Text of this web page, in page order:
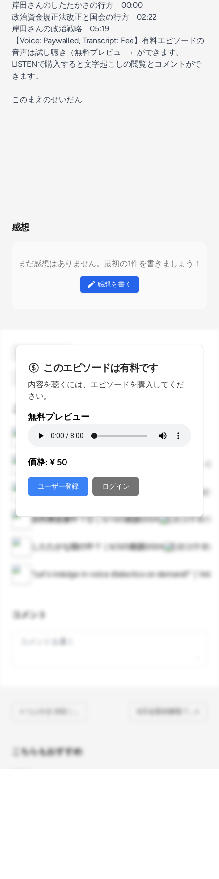
岸田さんのしたたかさの行方
00:00
政治資金規正法改正と国会の行方
02:22
岸田さんの政治戦略
05:19
【Voice: Paywalled, Transcript: Fee】有料エピソードの
音声は試し聴き（無料プレビュー）ができます。
LISTENで購入すると文字起こしの閲覧とコメントがで
きます。
このまえのせいだん
感想
まだ感想はありません。最初の1件を書きましょう！
感想を書く
ことのは｜9 May 2024 はじめるEchoCampus
ing #39 May10 2024 Ad-free!
141 声de隔日記｜存続する料としての睡眠と休息
自民棟改築中？①｜5/13の政談2024 元政治学者の
したたかな頭の中？｜6/2の政談2024 元政治学者の
“Let's indulge in voice dialectics on demand!”｜
コメント
Your comment
6月会期末解散？… »
こちらもおすすめ
このエピソードは有料です
内容を聴くには、エピソードを購入してくだ
さい。
無料プレビュー
価格: ¥ 50
ユーザー登録 ログイン